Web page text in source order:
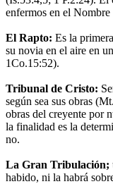
enfermos en el
El Rapto: Es la
su novia en el aire en
1Co.15:52).
Tribunal de Cristo:
según sea sus obras
obras del creyente por
la finalidad es la
no.
La Gran Tribulación;
habido, ni la habrá